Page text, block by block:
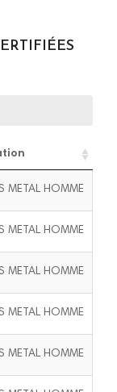
METAL HOMME
METAL HOMME
METAL HOMME
METAL HOMME
METAL HOMME